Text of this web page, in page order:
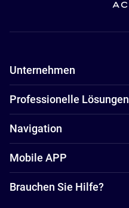
Unternehmen
Professionelle Lösungen
Navigation
Mobile APP
Brauchen Sie Hilfe?